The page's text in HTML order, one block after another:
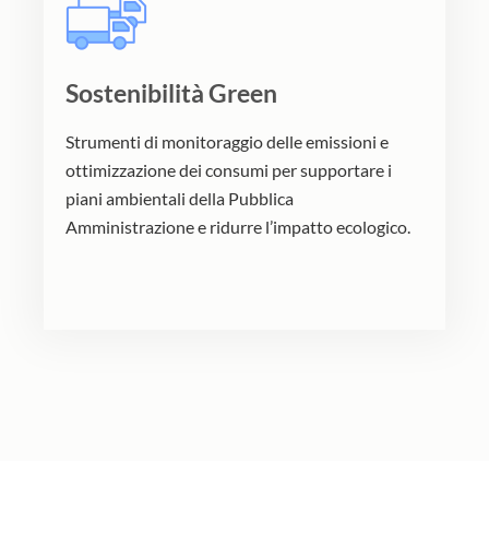
Sostenibilità Green
Strumenti di monitoraggio delle emissioni e
ottimizzazione dei consumi per supportare i
piani ambientali della Pubblica
Amministrazione e ridurre l’impatto ecologico.